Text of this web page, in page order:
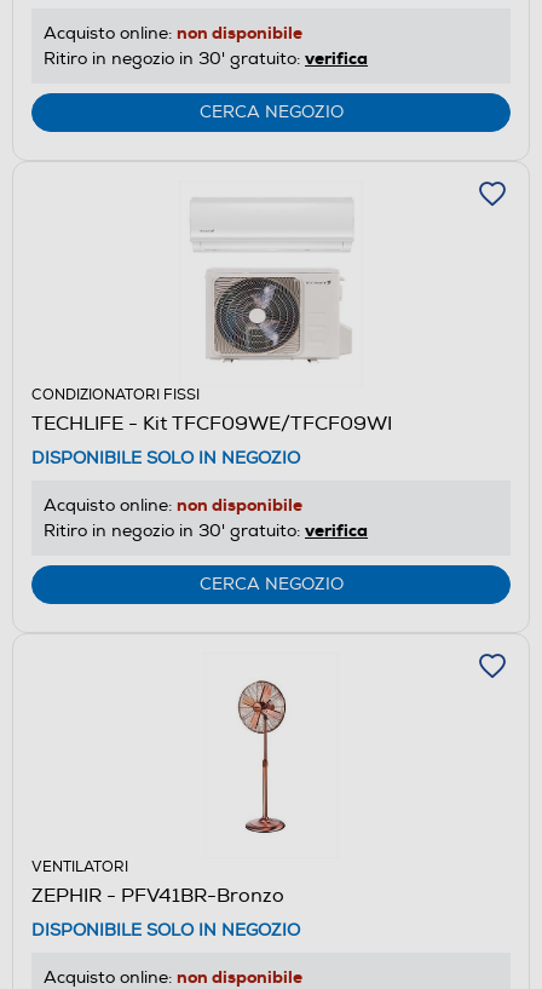
Acquisto online: non disponibile
Ritiro in negozio in 30' gratuito: verifica
CERCA NEGOZIO
CONDIZIONATORI FISSI
TECHLIFE - Kit TFCF09WE/TFCF09WI
DISPONIBILE SOLO IN NEGOZIO
Acquisto online: non disponibile
Ritiro in negozio in 30' gratuito: verifica
CERCA NEGOZIO
VENTILATORI
ZEPHIR - PFV41BR-Bronzo
DISPONIBILE SOLO IN NEGOZIO
Acquisto online: non disponibile